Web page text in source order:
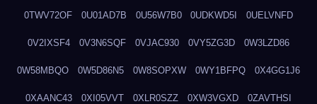
0TWV72OF 0U01AD7B 0U56W7B0 0UDKWD5I 0UELVNFD
0V2IXSF4 0V3N6SQF 0VJAC930 0VY5ZG3D 0W3LZD86
0W58MBQO 0W5D86N5 0W8SOPXW 0WY1BFPQ 0X4GG1J6
0XAANC43 0XI05VVT 0XLR0SZZ 0XW3VGXD 0ZAVTHSI